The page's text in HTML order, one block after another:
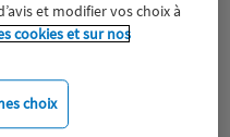
et modifier vos choix à
cookies et sur nos
choix